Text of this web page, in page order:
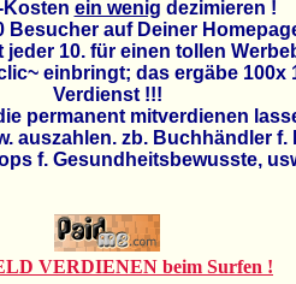
Kosten ein wenig dezimieren !
Besucher auf Deiner
10. für einen tollen
einbringt; das ergäbe 100x
Verdienst !!!
permanent mitverdienen
auszahlen. zb. Buchhändler f.
f. Gesundheitsbewusste,
VERDIENEN beim Surfen !